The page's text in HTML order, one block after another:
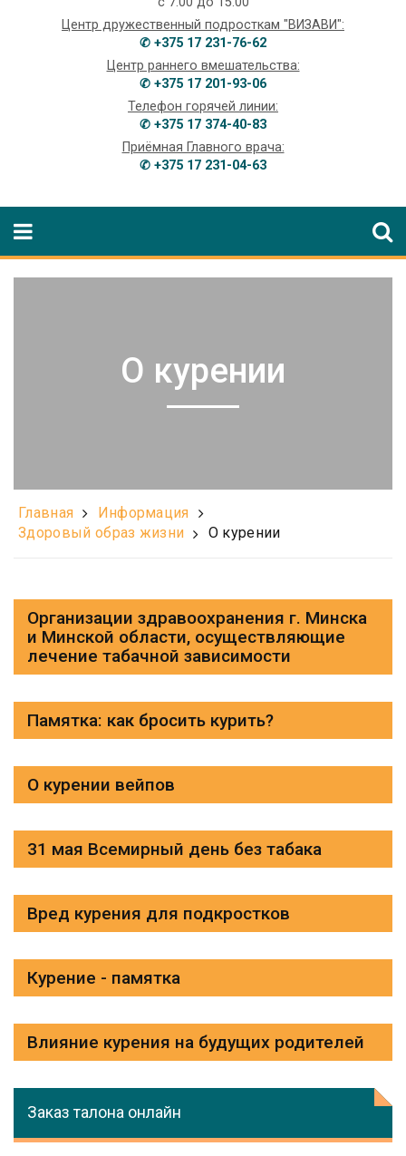
Центр дружественный подросткам "ВИЗАВИ":
✆ +375 17 231-76-62
Центр раннего вмешательства:
✆ +375 17 201-93-06
Телефон горячей линии:
✆ +375 17 374-40-83
Приёмная Главного врача:
✆ +375 17 231-04-63
О курении
Главная
Информация
Здоровый образ жизни
О курении
Организации здравоохранения г. Минска
и Минской области, осуществляющие
лечение табачной зависимости
Памятка: как бросить курить?
О курении вейпов
31 мая Всемирный день без табака
Вред курения для подкростков
Курение - памятка
Влияние курения на будущих родителей
Заказ талона онлайн